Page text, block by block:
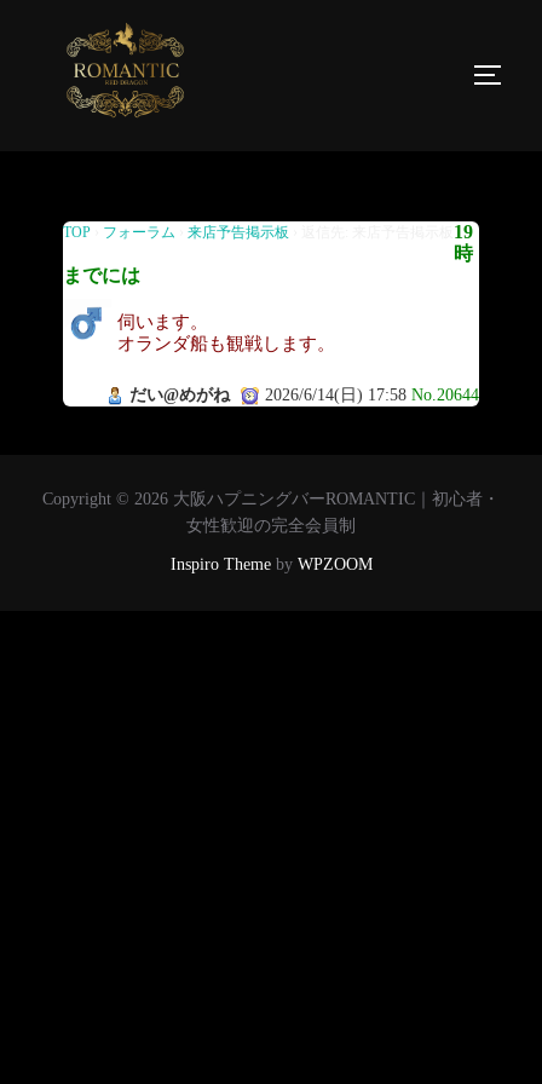
返信先: 来店予告掲示板
TOP フォーラム 来店予告掲示板
19
時
までには
伺います。
オランダ船も観戦します。
だい@めがね 2026/6/14(日) 17:58 No.20644
Copyright © 2026 大阪ハプニングバーROMANTIC｜初心者・
女性歓迎の完全会員制
Inspiro Themeby WPZOOM